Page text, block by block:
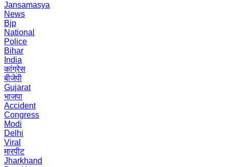
Jansamasya
News
Bjp
National
Police
Bihar
India
कांग्रेस
बीजेपी
Gujarat
भाजपा
Accident
Congress
Modi
Delhi
Viral
मारपीट
Jharkhand